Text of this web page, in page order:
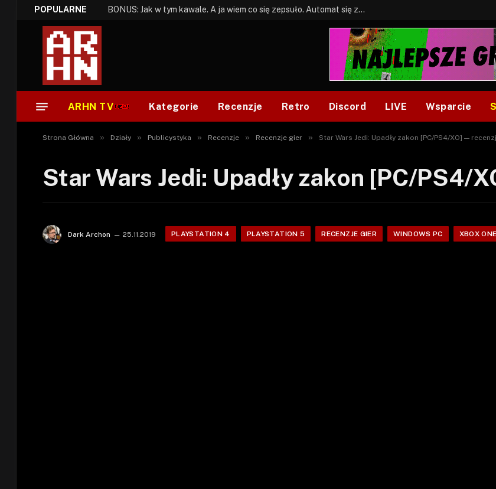
POPULARNE BONUS: Jak w tym kawale. A ja wiem co się zepsuło. Automat się zepsuł.
ARHN TV Kategorie Recenzje Retro Discord LIVE Wsparcie
Strona Główna » Działy » Publicystyka » Recenzje » Recenzje gier » Star Wars Jedi: Upadły zakon [PC/PS4/XO] —
Star Wars Jedi: Upadły zakon [PC/PS4/
Dark Archon 25.11.2019 PLAYSTATION 4 PLAYSTATION 5 RECENZJE GIER WINDOWS PC XBOX ONE